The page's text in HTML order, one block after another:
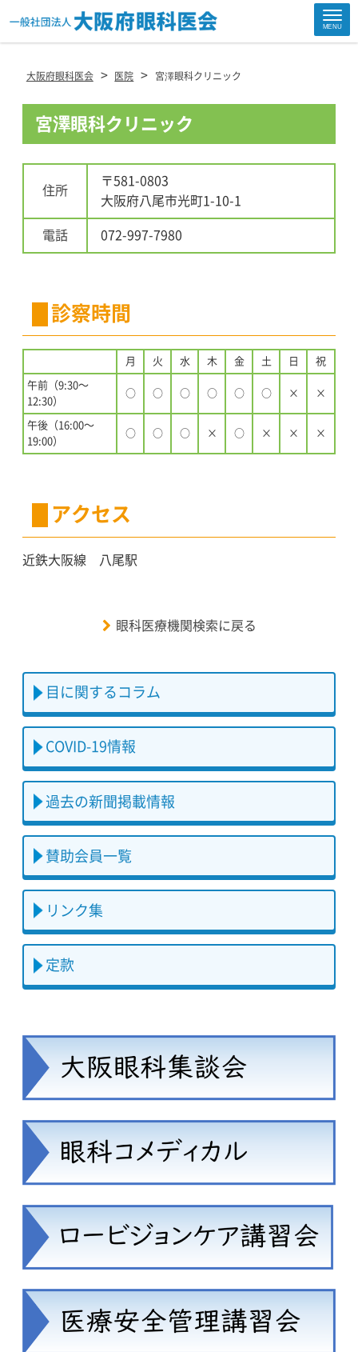
MENU
大阪府眼科医会 > 医院 > 宮澤眼科クリニック
宮澤眼科クリニック
住所
〒581-0803
大阪府八尾市光町1-10-1
電話 072-997-7980
診察時間
月 火 水 木 金 土 日 祝
午前（9:30〜
12:30）
○ ○ ○ ○ ○ ○ × ×
午後（16:00〜
19:00）
○ ○ ○ × ○ × × ×
アクセス
近鉄大阪線 八尾駅
眼科医療機関検索に戻る
目に関するコラム
COVID-19情報
過去の新聞掲載情報
賛助会員一覧
リンク集
定款
Site
Footer